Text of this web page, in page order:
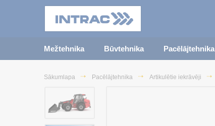
Mežtehnika Būvtehnika Pacēlājtehnika
Sākumlapa Pacēlājtehnika Artikulētie iekrāvēji